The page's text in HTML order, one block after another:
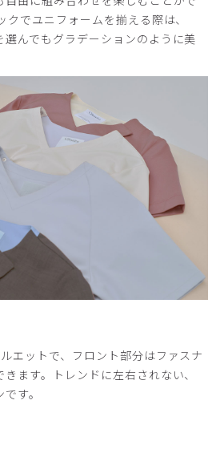
クでユニフォームを揃える際は、
んでもグラデーションのように美
エットで、フロント部分はファスナ
ます。トレンドに左右されない、
す。